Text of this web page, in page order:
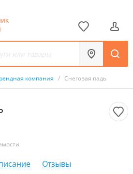
компания / Снеговая падь
Отзывы